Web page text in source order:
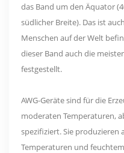
das Band um den Äquator
südlicher Breite). Das ist
Menschen auf der Welt
dieser Band auch die
festgestellt.
AWG-Geräte sind für die
moderaten Temperaturen,
spezifiziert. Sie produzieren
Temperaturen und